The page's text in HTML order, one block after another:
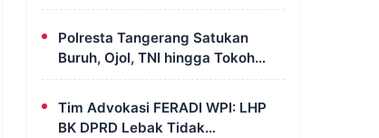
Penculikan dan Pengeroyokan
RI, LPSK, dan Kompolnas
Polresta Tangerang Satukan
Buruh, Ojol, TNI hingga Tokoh
Agama dalam Sabuk Kamtibmas
Tim Advokasi FERADI WPI: LHP
BK DPRD Lebak Tidak